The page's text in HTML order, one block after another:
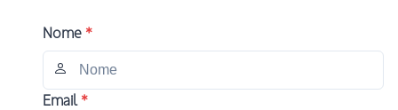
Nome *
Email *